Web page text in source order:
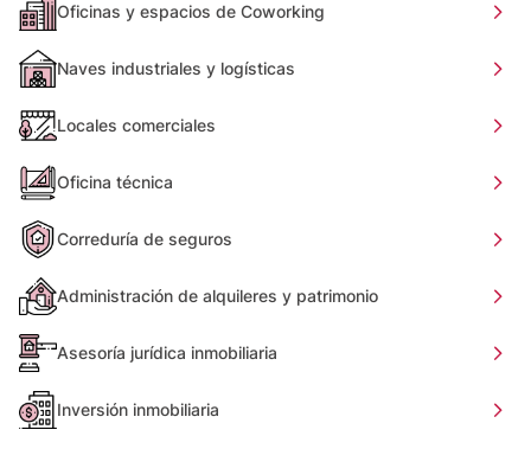
Oficinas y espacios de Coworking
Naves industriales y logísticas
Locales comerciales
Oficina técnica
Correduría de seguros
Administración de alquileres y patrimonio
Asesoría jurídica inmobiliaria
Inversión inmobiliaria